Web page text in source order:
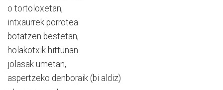
o tortoloxetan,
intxaurrek porrotea
botatzen bestetan,
holakotxik hittunan
jolasak umetan,
aspertzeko denboraik (bi aldiz)